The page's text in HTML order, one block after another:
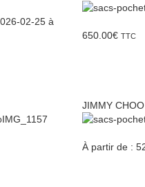
650.00€ TTC
JIMMY
À partir de :